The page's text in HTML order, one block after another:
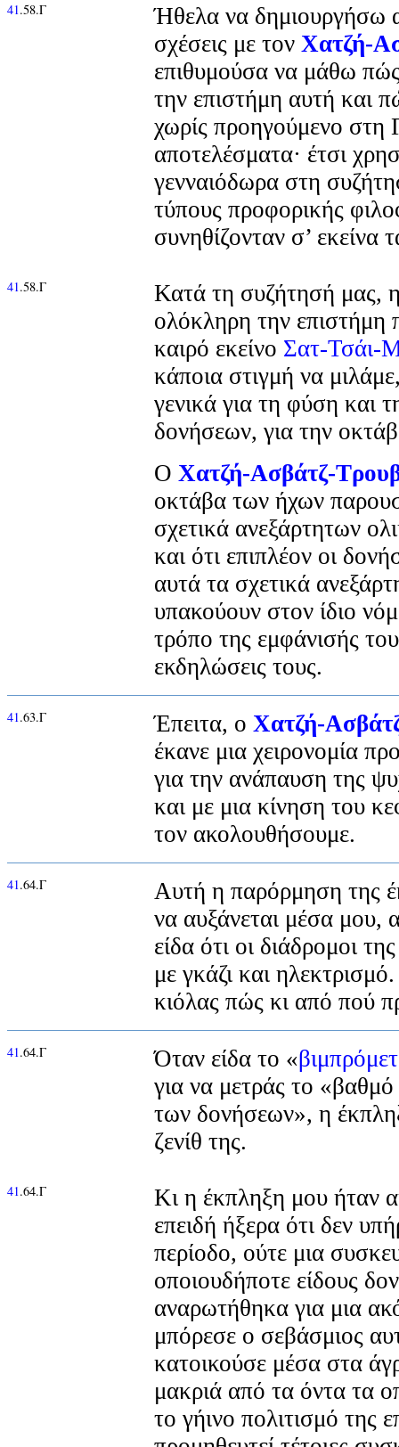
41.58.Γ
Ήθελα να δημιουργήσω
σχέσεις με τον Χατζή-
επιθυμούσα να μάθω πώς
την επιστήμη αυτή και
χωρίς προηγούμενο στη
αποτελέσματα· έτσι
γενναιόδωρα στη
τύπους προφορικής
συνηθίζονταν σ’ εκείνα
41.58.Γ
Κατά τη συζήτησή μας,
ολόκληρη την επιστήμη
καιρό εκείνο Σατ-Τσάι-
κάποια στιγμή να
γενικά για τη φύση και
δονήσεων, για την
Ο Χατζή-Ασβάτζ-
οκτάβα των ήχων
σχετικά ανεξάρτητων
και ότι επιπλέον οι
αυτά τα σχετικά
υπακούουν στον ίδιο
τρόπο της εμφάνισής
εκδηλώσεις τους.
41.63.Γ Έπειτα, ο Χατζή-
έκανε μια χειρονομία
για την ανάπαυση της
και με μια κίνηση του
τον ακολουθήσουμε.
41.64.Γ
Αυτή η παρόρμηση της
να αυξάνεται μέσα μου,
είδα ότι οι διάδρομοι
με γκάζι και
κιόλας πώς κι από πού
41.64.Γ Όταν είδα το «
για να μετράς το
των δονήσεων», η
ζενίθ της.
41.64.Γ
Κι η έκπληξη μου ήταν
επειδή ήξερα ότι δεν
περίοδο, ούτε μια
οποιουδήποτε είδους
αναρωτήθηκα για μια
μπόρεσε ο σεβάσμιος
κατοικούσε μέσα στα
μακριά από τα όντα τα
το γήινο πολιτισμό της